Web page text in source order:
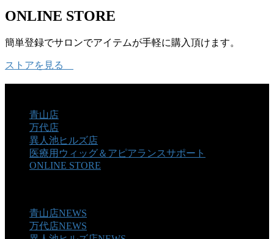
ONLINE STORE
簡単登録でサロンでアイテムが手軽に購入頂けます。
ストアを見る
青山店
万代店
異人池ヒルズ店
医療用ウィッグ＆アピアランスサポート
ONLINE STORE
青山店NEWS
万代店NEWS